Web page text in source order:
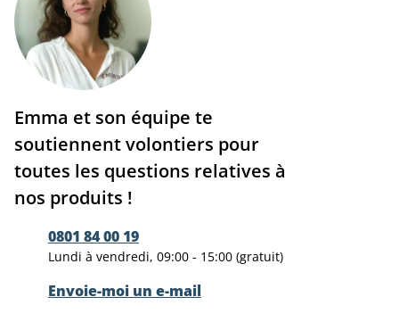
Emma et son équipe te
soutiennent volontiers pour
toutes les questions relatives à
nos produits !
0801 84 00 19
Lundi à vendredi, 09:00 - 15:00 (gratuit)
Envoie-moi un e-mail